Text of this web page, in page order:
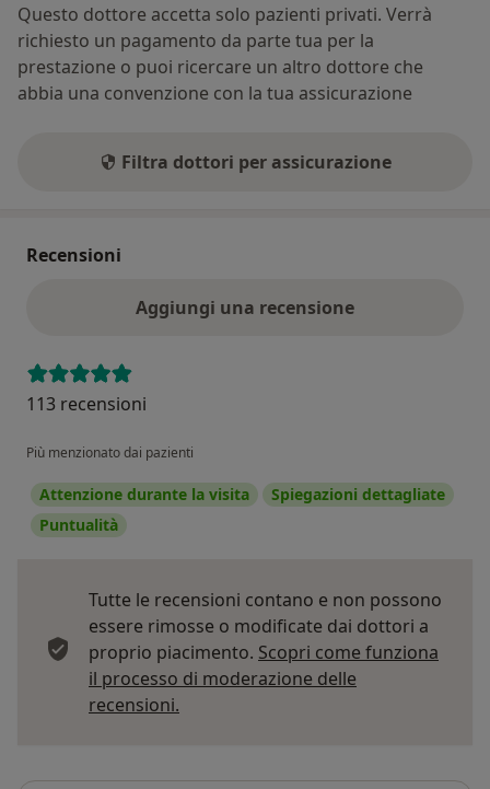
Questo dottore accetta solo pazienti privati. Verrà
richiesto un pagamento da parte tua per la
prestazione o puoi ricercare un altro dottore che
abbia una convenzione con la tua assicurazione
Filtra dottori per assicurazione
Recensioni
Aggiungi una recensione
113 recensioni
Più menzionato dai pazienti
Attenzione durante la visita
Spiegazioni dettagliate
Puntualità
Tutte le recensioni contano e non possono
essere rimosse o modificate dai dottori a
proprio piacimento. Scopri come funziona
il processo di moderazione delle
recensioni.